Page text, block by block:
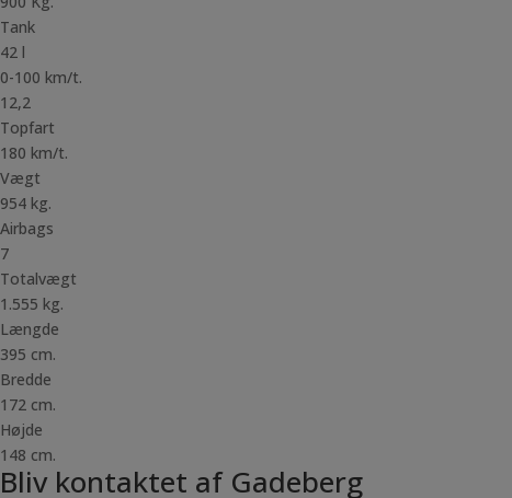
Tank
42 l
0-100 km/t.
12,2
Topfart
180 km/t.
Vægt
954 kg.
Airbags
7
Totalvægt
1.555 kg.
Længde
395 cm.
Bredde
172 cm.
Højde
148 cm.
Bliv kontaktet af Gadeberg